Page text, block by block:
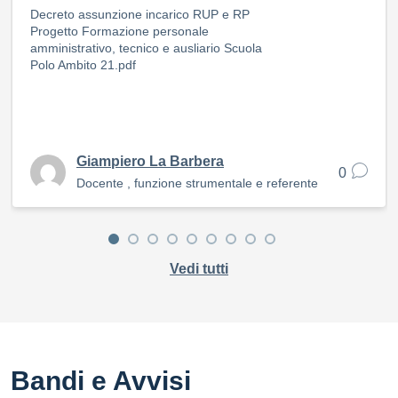
Decreto assunzione incarico RUP e RP
Progetto Formazione personale
amministrativo, tecnico e ausliario Scuola
Polo Ambito 21.pdf
Giampiero La Barbera
Docente , funzione strumentale e referente
0
Vedi tutti
Bandi e Avvisi